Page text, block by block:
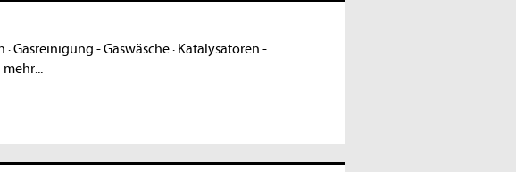
·Gasreinigung - Gaswäsche· Katalysatoren -
mehr...